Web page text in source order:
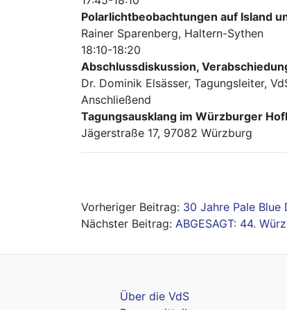
Polarlichtbeobachtungen auf Island
Rainer Sparenberg, Haltern-Sythen
18:10-18:20
Abschlussdiskussion,
Dr. Dominik Elsässer, Tagungsleiter,
Anschließend
Tagungsausklang im Würzburger
Jägerstraße 17, 97082 Würzburg
Beitragsnavigation
30 Jahre Pale
ABGESAGT: 44.
Über die VdS